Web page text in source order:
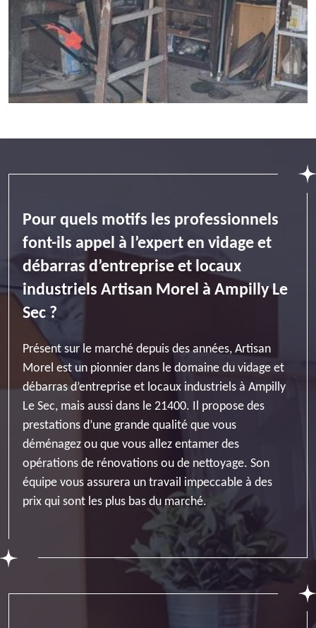
Pour quels motifs les professionnels
font-ils appel à l’expert en vidage et
débarras d’entreprise et locaux
industriels Artisan Morel à Ampilly Le
Sec ?
Présent sur le marché depuis des années, Artisan
Morel est un pionnier dans le domaine du vidage et
débarras d’entreprise et locaux industriels à Ampilly
Le Sec, mais aussi dans le 21400. Il propose des
prestations d’une grande qualité que vous
déménagez ou que vous allez entamer des
opérations de rénovations ou de nettoyage. Son
équipe vous assurera un travail impeccable à des
prix qui sont les plus bas du marché.